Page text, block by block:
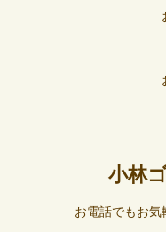
小林
お電話でもお気